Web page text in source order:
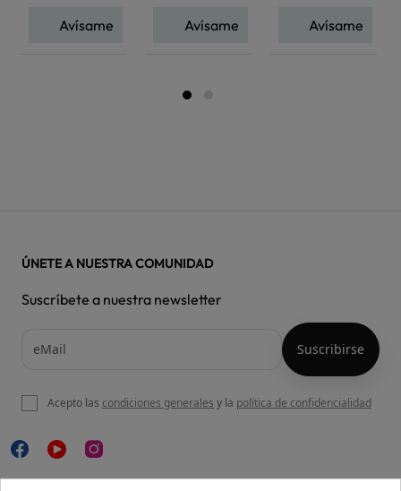
Avísame Avísame Avísame
ÚNETE A NUESTRA COMUNIDAD
Suscríbete a nuestra newsletter
Acepto las condiciones generales y la política de confidencialidad